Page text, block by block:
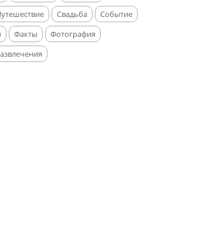
Свадьба
Событие
Факты
Фотография